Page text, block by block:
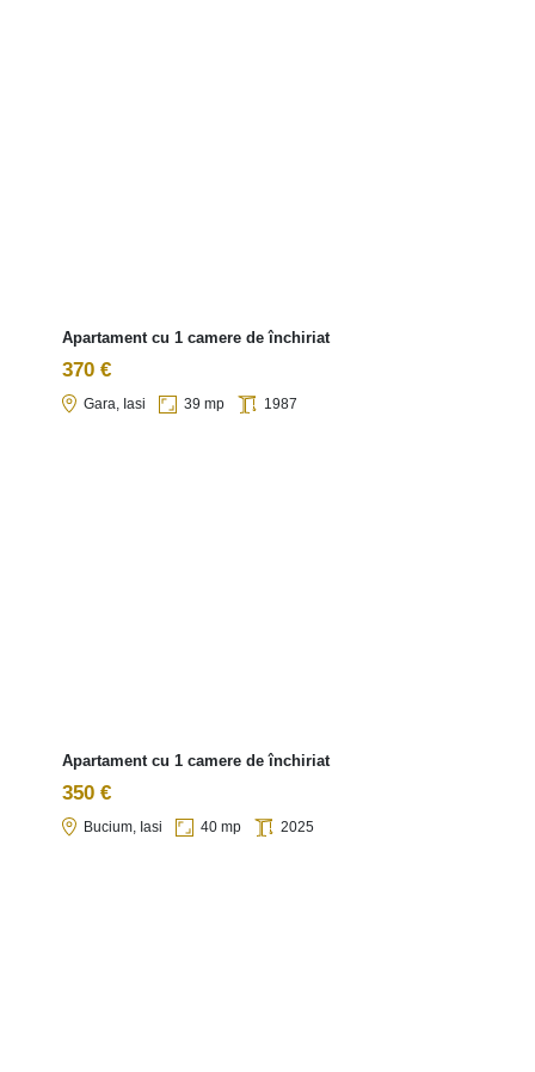
Apartament cu 1 camere de închiriat
370 €
Gara, Iasi 39 mp 1987
Apartament cu 1 camere de închiriat
350 €
Bucium, Iasi 40 mp 2025